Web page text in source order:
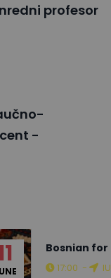
profesor
-
Bosnian for
17:00 -